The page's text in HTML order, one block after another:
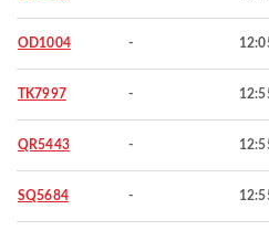
OD1004 -
TK7997 -
QR5443 -
SQ5684 -